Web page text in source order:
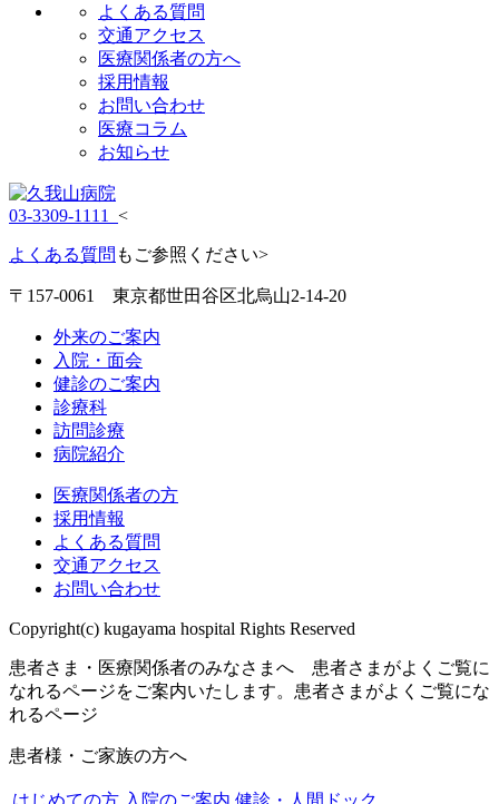
よくある質問
交通アクセス
医療関係者の方へ
採用情報
お問い合わせ
医療コラム
お知らせ
03-3309-1111 <
よくある質問 もご参照ください>
〒157-0061 東京都世田谷区北烏山2-14-20
外来のご案内
入院・面会
健診のご案内
診療科
訪問診療
病院紹介
医療関係者の方
採用情報
よくある質問
交通アクセス
お問い合わせ
Copyright(c) kugayama hospital Rights Reserved
患者さま・医療関係者のみなさまへ 患者さまがよくご覧に
なれるページをご案内いたします。 患者さまがよくご覧にな
れるページ
患者様・ご家族の方へ
はじめての方 入院のご案内 健診・人間ドック